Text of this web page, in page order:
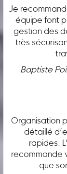
Je
équipe font
gestion des
très
Baptiste
Organisation
détaillé
rapides.
recommande
que